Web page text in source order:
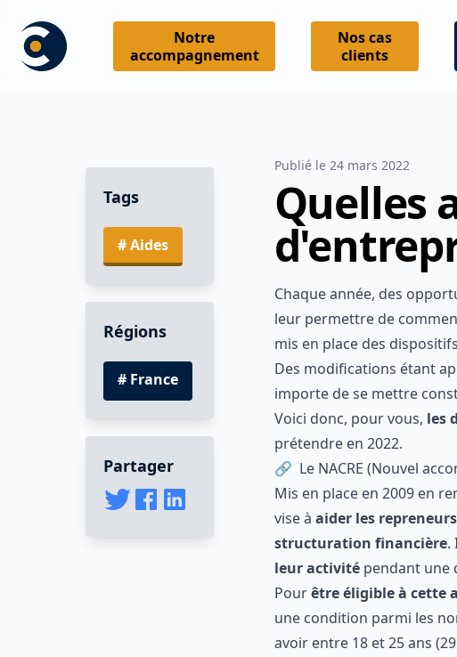
Notre
accompagnement
Nos cas
clients
Tags
#Aides
Régions
# France
Partager
Publié le24 mars 2022
Quelles
Chaque année, des
Pour leur permettre de
publics ont mis en
entrepreneurs.
Des modifications
public, il importe de se
Voici donc, pour vous,
pouvez prétendre en
Le NACRE (Nouvel
Mis en place en 2009
NACREvise àaider les
que dans sa
le démarrage de leur
zéro.
Pourêtre éligible à